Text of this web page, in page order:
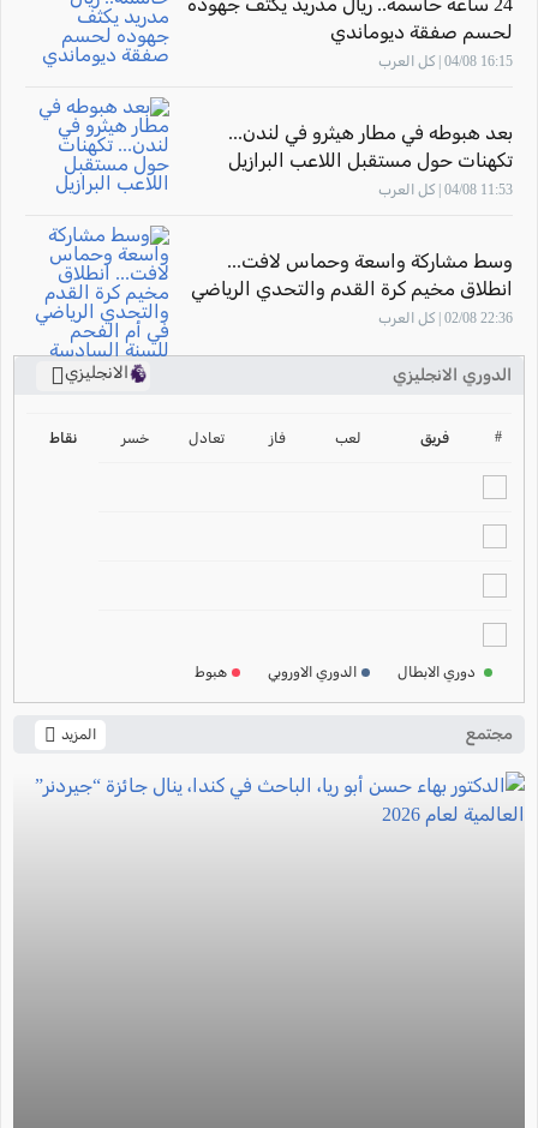
لحسم صفقة ديوماندي
16:15 04/08 | كل العرب
بعد هبوطه في مطار هيثرو في لندن...
تكهنات حول مستقبل اللاعب البرازيل
"فينيسيوس جونيور"
11:53 04/08 | كل العرب
وسط مشاركة واسعة وحماس لافت...
انطلاق مخيم كرة القدم والتحدي الرياضي
في أم الفحم للسنة السادسة على التوالي
22:36 02/08 | كل العرب
الدوري الانجليزي
الانجليزي
2024-2025
ترتيب الدوري الايطالي
# فريق لعب فاز تعادل خسر نقاط
دوري الابطال الدوري الاوروبي هبوط
مجتمع المزيد